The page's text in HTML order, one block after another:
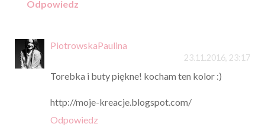
Odpowiedz
PiotrowskaPaulina
23.11.2016, 23:17
Torebka i buty piękne! kocham ten kolor :)
http://moje-kreacje.blogspot.com/
Odpowiedz